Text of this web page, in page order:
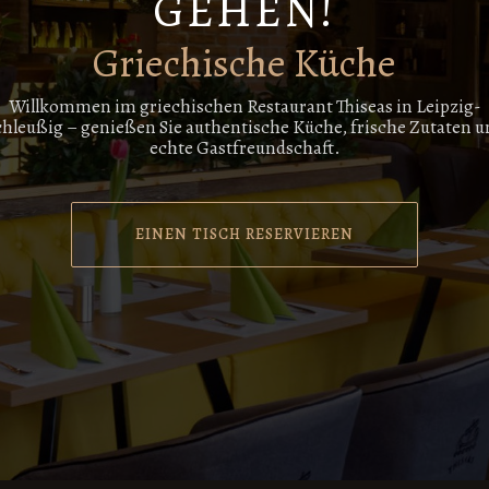
Griechische Küche
Willkommen im griechischen Restaurant Thiseas in Leipzig-
– genießen Sie authentische Küche, frische Zutaten
echte Gastfreundschaft.
EINEN TISCH RESERVIEREN